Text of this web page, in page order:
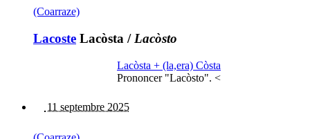
(Coarraze)
Lacoste Lacòsta / Lacòsto
Lacòsta + (la,era) Còsta
Prononcer "Lacòsto". <
11 septembre 2025